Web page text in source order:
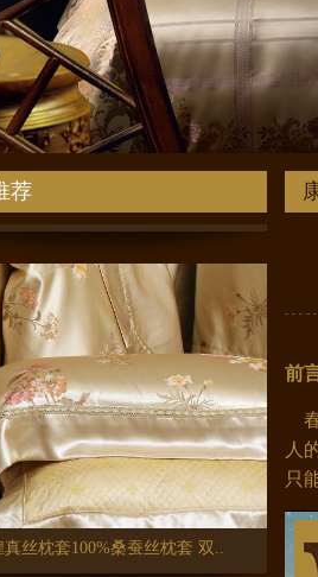
荐
双面真丝眼罩透气护肤 旅游..
真丝枕套100%桑蚕丝枕套 双..
前
人
只